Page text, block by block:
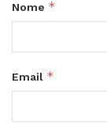
Nome *
Email *